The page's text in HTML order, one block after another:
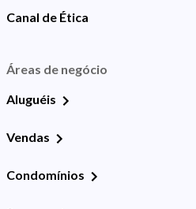
Canal de Ética
Áreas de negócio
Aluguéis
Vendas
Condomínios